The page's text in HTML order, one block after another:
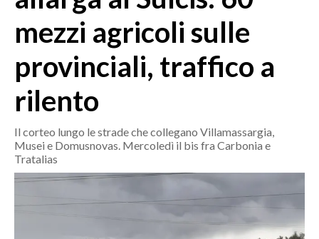
NUORO E PROVINCIA
OGLIASTRA
CRONACA
ITALIA
MONDO
ECONOMIA
mezzi agricoli sulle
provinciali, traffico a
rilento
Il corteo lungo le strade che collegano Villamassargia,
Musei e Domusnovas. Mercoledì il bis fra Carbonia e
Tratalias